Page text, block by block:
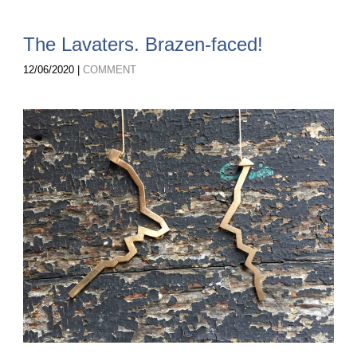
The Lavaters. Brazen-faced!
12/06/2020 | COMMENT